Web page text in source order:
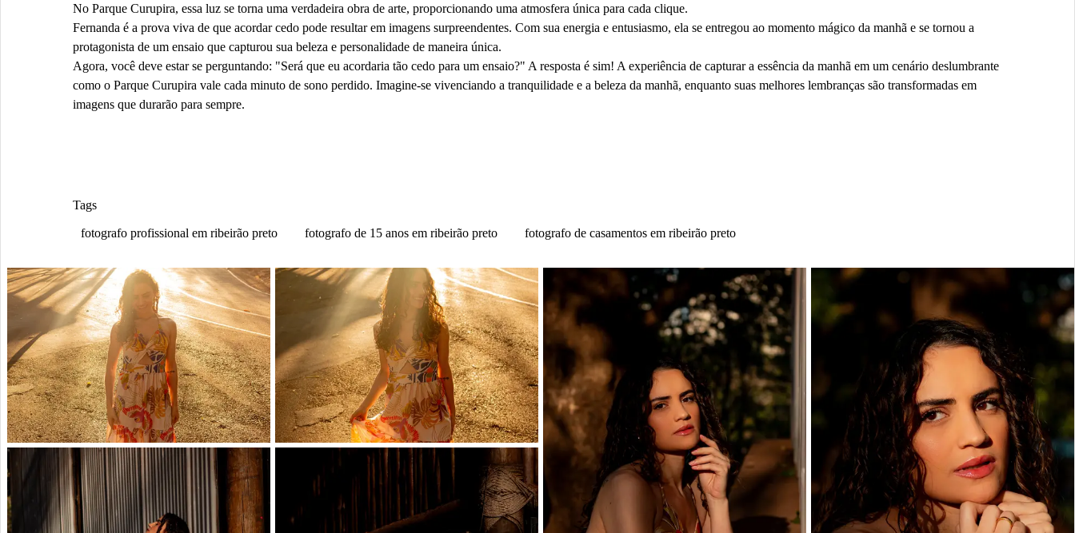
No Parque Curupira, essa luz se torna uma verdadeira obra de arte, proporcionando uma atmosfera única para cada clique.
Fernanda é a prova viva de que acordar cedo pode resultar em imagens surpreendentes. Com sua energia e entusiasmo, ela se entregou ao momento mágico da manhã e se tornou a
protagonista de um ensaio que capturou sua beleza e personalidade de maneira única.
Agora, você deve estar se perguntando: "Será que eu acordaria tão cedo para um ensaio?" A resposta é sim! A experiência de capturar a essência da manhã em um cenário deslumbrante
como o Parque Curupira vale cada minuto de sono perdido. Imagine-se vivenciando a tranquilidade e a beleza da manhã, enquanto suas melhores lembranças são transformadas em
imagens que durarão para sempre.
Tags
fotografo profissional em ribeirão preto fotografo de 15 anos em ribeirão preto fotografo de casamentos em ribeirão preto